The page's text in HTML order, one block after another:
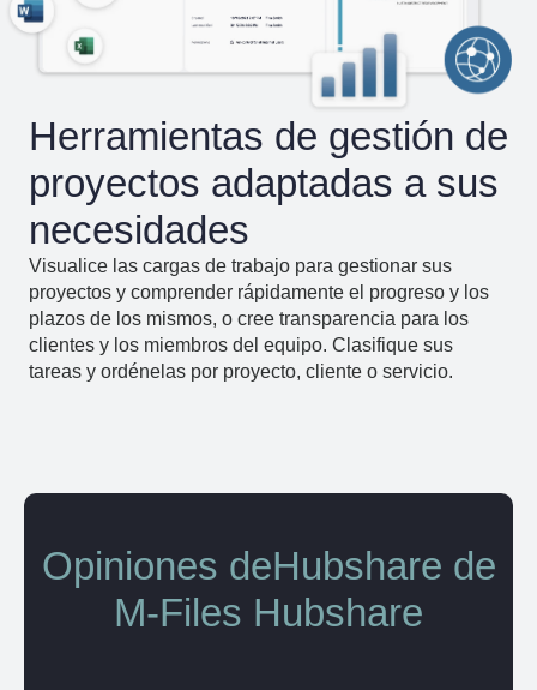
Herramientas de gestión de
proyectos adaptadas a sus
necesidades
Visualice las cargas de trabajo para gestionar sus
proyectos y comprender rápidamente el progreso y los
plazos de los mismos, o cree transparencia para los
clientes y los miembros del equipo. Clasifique sus
tareas y ordénelas por proyecto, cliente o servicio.
Opiniones deHubshare de
M-Files Hubshare